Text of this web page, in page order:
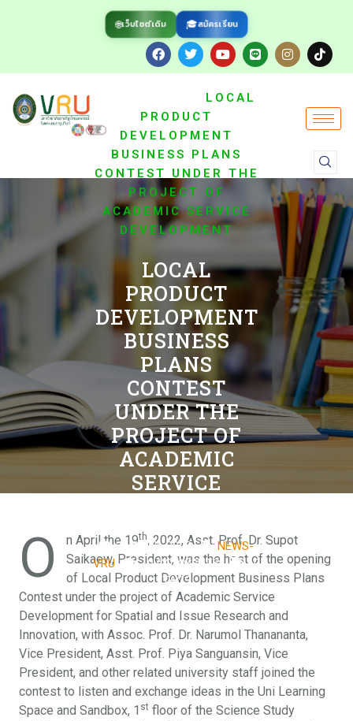
🌐เว็บไซต์เดิม 🎓สมัครเรียน
LOCAL
PRODUCT
DEVELOPMENT
BUSINESS PLANS
CONTEST UNDER THE
PROJECT OF
ACADEMIC SERVICE
DEVELOPMENT
LOCAL
PRODUCT
DEVELOPMENT
BUSINESS
PLANS
CONTEST
UNDER THE
PROJECT OF
ACADEMIC
SERVICE
21 APRIL 2022
NEWS-
VRU
0 COMMENTS
0
TAGS
O n April the 19th, 2022, Asst. Prof. Dr. Supot
Saikaew, President, was the host of the opening
of Local Product Development Business Plans
Contest under the project of Academic Service
Development for Spatial and Issue Research and
Innovation, with Assoc. Prof. Dr. Narumol Thanananta,
Vice President, Asst. Prof. Piya Sanguansin, Vice
President, and other related university staff joined the
contest to listen and exchange ideas in the Uni Learning
Space and Sandbox, 1 st floor of the Science Study